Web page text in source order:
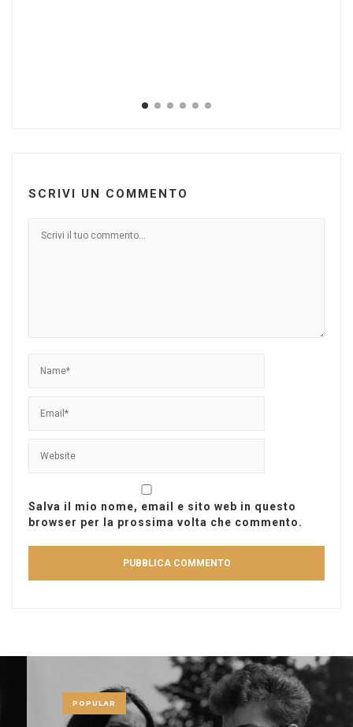
SCRIVI UN COMMENTO
Salva il mio nome, email e sito web in questo
browser per la prossima volta che commento.
POPULAR